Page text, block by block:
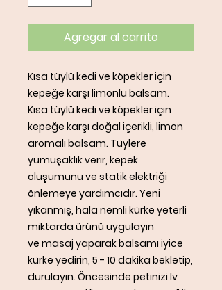
Agregar al carrito
Kısa tüylü kedi ve köpekler için
kepeğe karşı limonlu balsam.
Kısa tüylü kedi ve köpekler için
kepeğe karşı doğal içerikli, limon
aromalı balsam. Tüylere
yumuşaklık verir, kepek
oluşumunu ve statik elektriği
önlemeye yardımcıdır. Yeni
yıkanmış, hala nemli kürke yeterli
miktarda ürünü uygulayın
ve masaj yaparak balsamı iyice
kürke yedirin, 5 - 10 dakika bekletip,
durulayın. Öncesinde petinizi Iv